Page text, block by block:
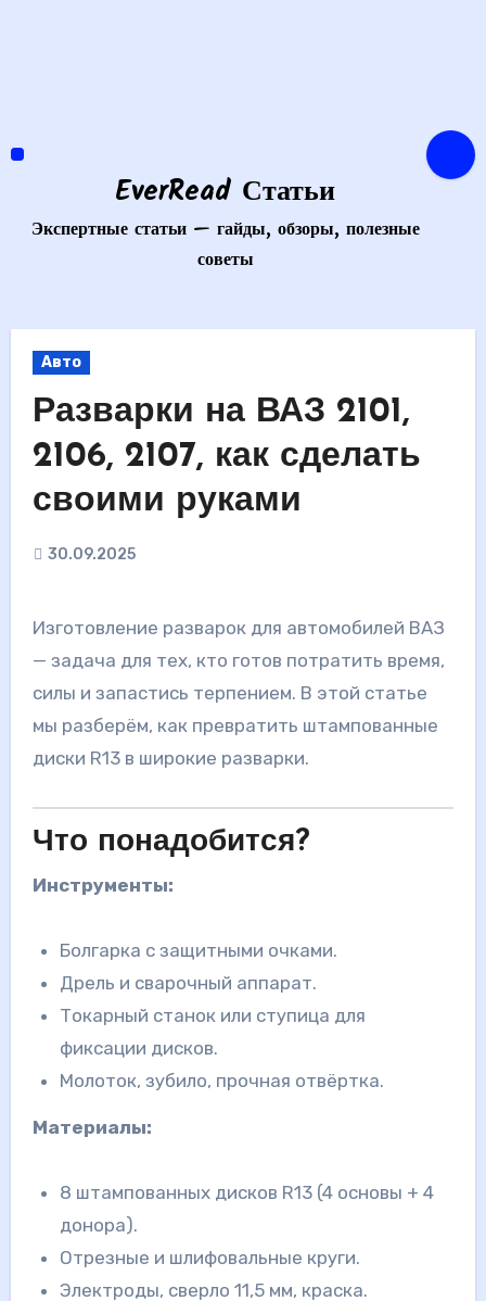
EverRead Статьи
Экспертные статьи — гайды, обзоры, полезные
советы
Авто
Разварки на ВАЗ 2101,
2106, 2107, как сделать
своими руками
30.09.2025
Изготовление разварок для автомобилей ВАЗ
— задача для тех, кто готов потратить время,
силы и запастись терпением. В этой статье
мы разберём, как превратить штампованные
диски R13 в широкие разварки.
Что понадобится?
Инструменты:
Болгарка с защитными очками.
Дрель и сварочный аппарат.
Токарный станок или ступица для
фиксации дисков.
Молоток, зубило, прочная отвёртка.
Материалы:
8 штампованных дисков R13 (4 основы + 4
донора).
Отрезные и шлифовальные круги.
Электроды, сверло 11,5 мм, краска.